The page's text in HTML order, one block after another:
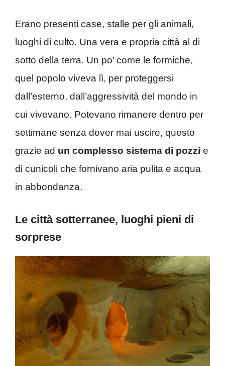
Erano presenti case, stalle per gli animali,
luoghi di culto. Una vera e propria città al di
sotto della terra. Un po’ come le formiche,
quel popolo viveva lì, per proteggersi
dall’esterno, dall’aggressività del mondo in
cui vivevano. Potevano rimanere dentro per
settimane senza dover mai uscire, questo
grazie ad un complesso sistema di pozzi e
di cunicoli che fornivano aria pulita e acqua
in abbondanza.
Le città sotterranee, luoghi pieni di
sorprese